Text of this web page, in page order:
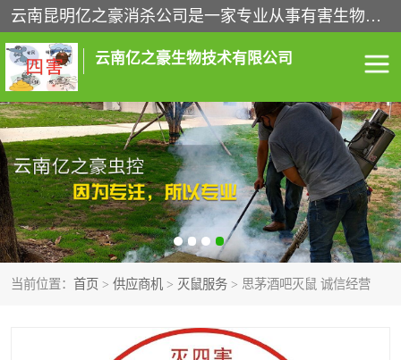
云南昆明亿之豪消杀公司是一家专业从事有害生物防治综合治理的公司，治理服务包括：灭鼠,杀虫,除虫,除蟑螂,白蚁防治,消杀等；安全环保,快速上门,价格透明,完善的售后服务,不影响您的生活工作。
云南亿之豪生物技术有限公司
当前位置： 首页 > 供应商机 > 灭鼠服务 > 思茅酒吧灭鼠 诚信经营
灭鼠服务 杀虫服务
除虫服务 除蟑螂服务
白蚁防治服务 消杀服务
昆明灭老鼠 昆明灭蟑螂
昆明消杀公司